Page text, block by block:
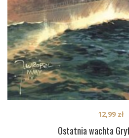
Ostatnia wachta
12,99 zł